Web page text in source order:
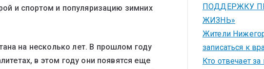
и спортом и популяризацию зимних
на несколько лет. В прошлом году
в этом году они появятся еще
ПОДДЕРЖКУ
ЖИЗНЬ»
Жители
записаться к
Кто отвечает